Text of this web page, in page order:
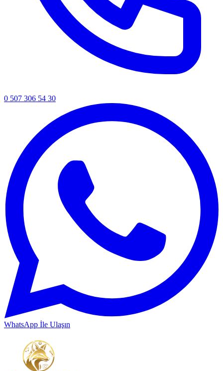
0 507 306 54 30
WhatsApp İle Ulaşın